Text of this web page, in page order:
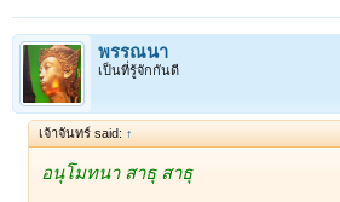
พรรณนา
เป็นที่รู้จักกันดี
เจ้าจันทร์ said: ↑
อนุโมทนา สาธุ สาธุ